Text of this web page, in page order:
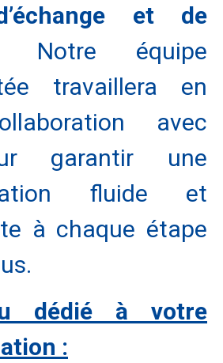
et de
Notre équipe
travaillera en
avec
garantir une
fluide et
à chaque étape
dédié à votre
: